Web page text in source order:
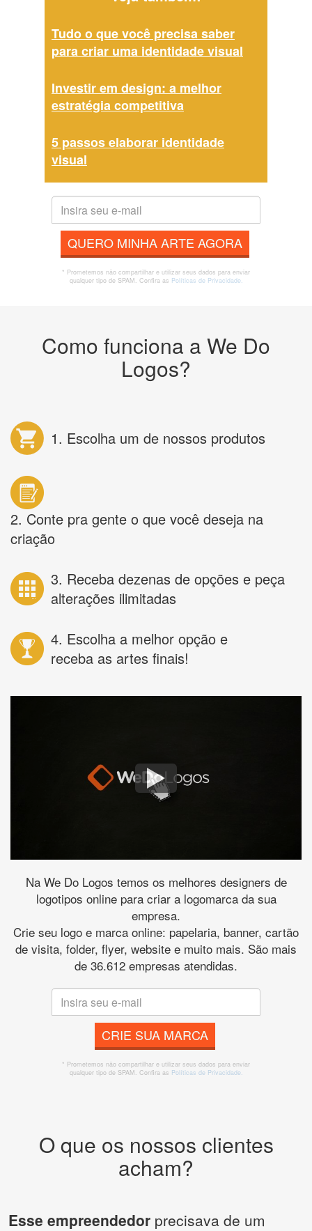
Tudo o que você precisa saber
para criar uma identidade visual
Investir em design: a melhor
estratégia competitiva
5 passos elaborar identidade
visual
QUERO MINHA ARTE AGORA
* Prometemos não compartilhar e utilizar seus dados para enviar
qualquer tipo de SPAM. Confira as Políticas de Privacidade.
Como funciona a We Do
Logos?
1. Escolha um de nossos produtos
2. Conte pra gente o que você deseja na
criação
3. Receba dezenas de opções e peça
alterações ilimitadas
4. Escolha a melhor opção e
receba as artes finais!
Na We Do Logos temos os melhores designers de
logotipos online para criar a logomarca da sua
empresa.
Crie seu logo e marca online: papelaria, banner, cartão
de visita, folder, flyer, website e muito mais. São mais
de 36.612 empresas atendidas.
CRIE SUA MARCA
* Prometemos não compartilhar e utilizar seus dados para enviar
qualquer tipo de SPAM. Confira as Políticas de Privacidade.
O que os nossos clientes
acham?
Esse empreendedor precisava de um